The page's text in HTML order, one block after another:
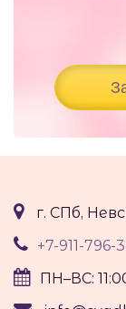
г. СПб,
+7-911-796-
ПН–ВС: